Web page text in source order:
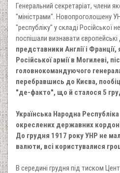
Генеральний секретаріат, члени
"міністрами". Новопроголошену
"республіку" у складі Російської
поспішали визнавати
представники Англії і
Російської армії в Могилеві,
головнокомандуючого
перебравшись до Києва,
"де-факто", що й сталося 5
Українська Народна
окреслених державних
До грудня 1917 року УНР не
валюти, всі користувалися
В середині грудня під тиском